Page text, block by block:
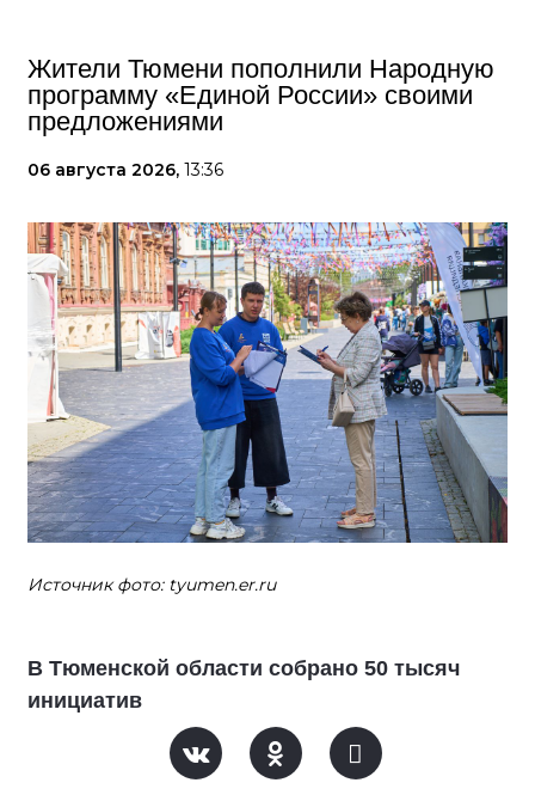
Жители Тюмени пополнили Народную
программу «Единой России» своими
предложениями
06 августа 2026, 13:36
Источник фото: tyumen.er.ru
В Тюменской области собрано 50 тысяч
инициатив